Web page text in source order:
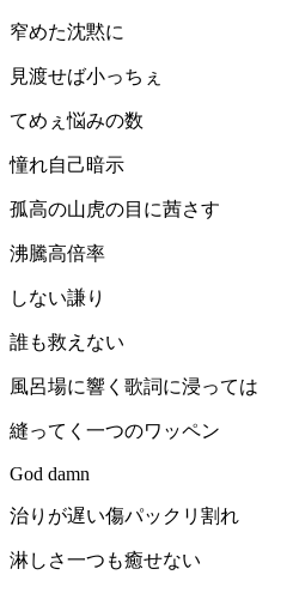
窄めた沈黙に
見渡せば小っちぇ
てめぇ悩みの数
憧れ自己暗示
孤高の山虎の目に茜さす
沸騰高倍率
しない謙り
誰も救えない
風呂場に響く歌詞に浸っては
縫ってく一つのワッペン
God damn
治りが遅い傷パックリ割れ
淋しさ一つも癒せない